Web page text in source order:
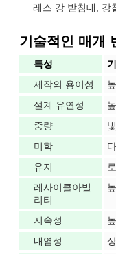
레스 강 받침대, 강
기술적인 매개
특성
제작의 용이성
설계 유연성
중량
빛
미학
유지
레사이클아빌
리티
지속성
내염성